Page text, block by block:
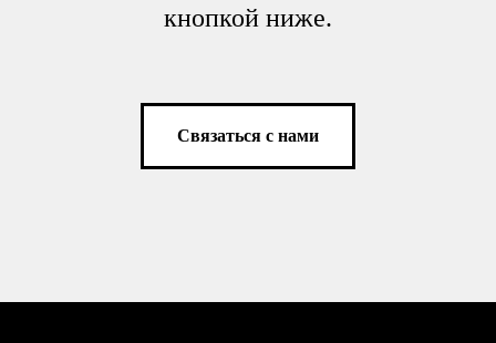
кнопкой ниже.
Связаться с нами